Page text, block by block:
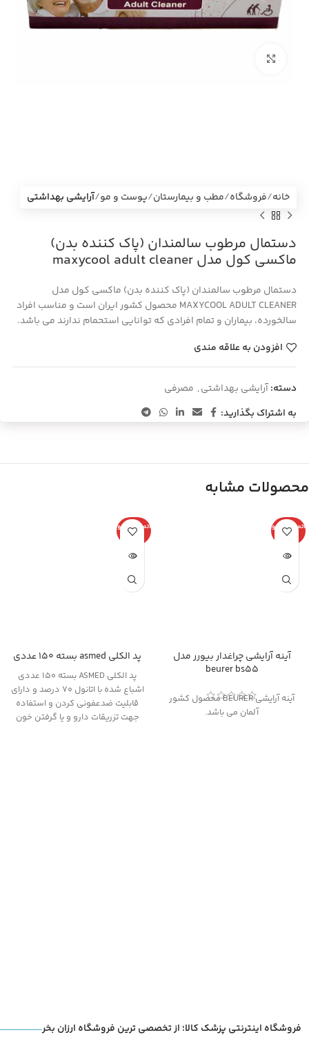
خانه فروشگاه مطب و بیمارستان پوست و مو آرایشی بهداشتی
دستمال مرطوب سالمندان (پاک کننده بدن)
ماکسی کول مدل maxycool adult cleaner
دستمال مرطوب سالمندان (پاک کننده بدن) ماکسی کول مدل
MAXYCOOL ADULT CLEANER محصول کشور ایران است و مناسب افراد
سالخورده، بیماران و تمام افرادی که توانایی استحمام ندارند می باشد.
افزودن به علاقه مندی
دسته:آرایشی بهداشتی, مصرفی
به اشتراک بگذارید:
محصولات مشابه
اتمام موجو
دی
آینه آرایشی چراغدار بيورر مدل
beurer bs55
آینه آرایشی BEURER محصول کشور
آلمان می باشد.
اتمام موجو
دی
پد الکلی asmed بسته 150 عددی
پد الکلی ASMED بسته 150 عددی
اشباع شده با اتانول 70 درصد و دارای
قابلیت ضدعفونی کردن و استفاده
جهت تزریقات دارو و یا گرفتن خون
فروشگاه اینترنتی پزشک کالا؛ از تخصصی ترین فروشگاه ارزان بخر